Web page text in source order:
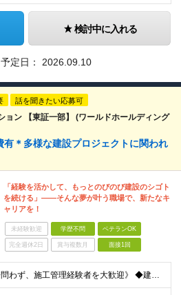
検討中に入れる
定日： 2026.09.10
話を聞きたい応募可
ョン 【東証一部】 (ワールドホールディング
有＊多様な建設プロジェクトに関われ
「経験を活かして、もっとのびのび建設のシゴト
を続ける」――そんな夢が叶う職場で、新たなキ
ャリアを！
未経験歓迎 学歴不問 ベテランOK
完全週休2日 賞与複数月 面接1回
《年齢問わず、施工管理経験者を大歓迎》 ◆建設業界で技術系の実務経験があればOK ★経験に応じて、月給50万円以上、平均年収700万円以上も可能です 《応募条件》 ◆建設業界で技術系職種（施工管理や